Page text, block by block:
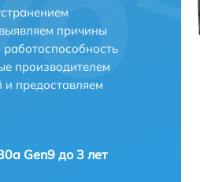
причины
производителем
предоставляем
Gen9 до 3 лет